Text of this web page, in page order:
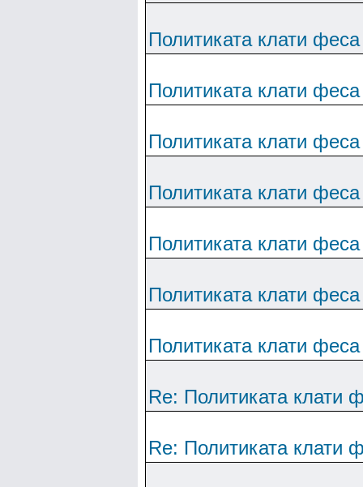
Политиката клати
Политиката клати
Политиката клати
Политиката клати
Политиката клати
Политиката клати
Политиката клати
Re: Политиката клати
Re: Политиката клати